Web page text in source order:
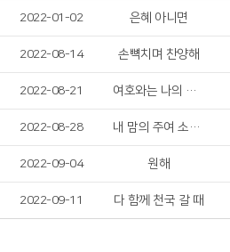
2022-01-02 은혜 아니면
2022-08-14 손뼉치며 찬양해
2022-08-21 여호와는 나의 목자
2022-08-28 내 맘의 주여 소망되소서
2022-09-04 원해
2022-09-11 다 함께 천국 갈 때